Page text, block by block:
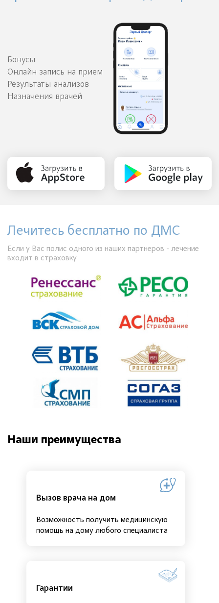
Бонусы
Онлайн запись на прием
Результаты анализов
Назначения врачей
Лечитесь бесплатно по ДМС
Если у Вас полис одного из наших партнеров - лечение
входит в страховку
Наши преимущества
Вызов врача на дом
Возможность получить медицинскую
помощь на дому любого специалиста
Гарантии